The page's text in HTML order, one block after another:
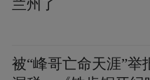
切拿成绩说话。按
兰州了
被“峰哥亡命天涯”举